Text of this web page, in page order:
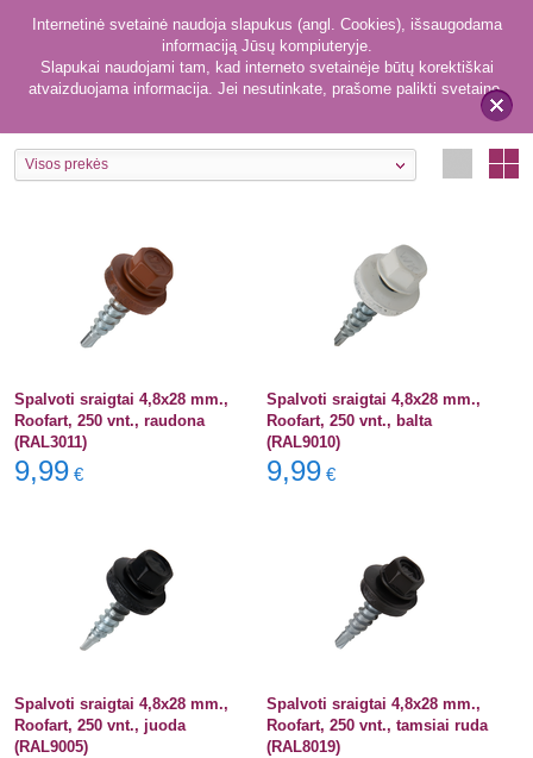
x
Internetinė svetainė naudoja slapukus (angl. Cookies), išsaugodama
informaciją Jūsų kompiuteryje.
Slapukai naudojami tam, kad interneto svetainėje būtų korektiškai
atvaizduojama informacija. Jei nesutinkate, prašome palikti svetainę.
Priedai 217
Visos prekės
Spalvoti sraigtai 4,8x28 mm.,
Roofart, 250 vnt., raudona
(RAL3011)
9,99 €
Spalvoti sraigtai 4,8x28 mm.,
Roofart, 250 vnt., balta
(RAL9010)
9,99 €
Spalvoti sraigtai 4,8x28 mm.,
Roofart, 250 vnt., juoda
(RAL9005)
Spalvoti sraigtai 4,8x28 mm.,
Roofart, 250 vnt., tamsiai ruda
(RAL8019)